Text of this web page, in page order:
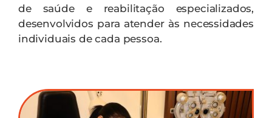
de saúde e reabilitação especializados,
desenvolvidos para atender às necessidades
individuais de cada pessoa.